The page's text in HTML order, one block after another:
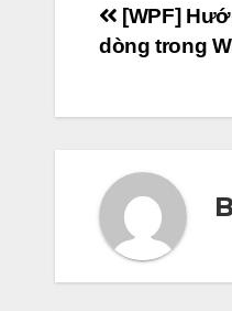
Điều
hướng
bài
[WPF]
dòng trong